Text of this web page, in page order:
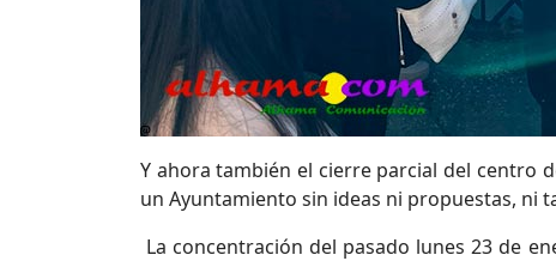
Y ahora también el cierre parcial del centro
un Ayuntamiento sin ideas ni propuestas, ni
La concentración del pasado lunes 23 de